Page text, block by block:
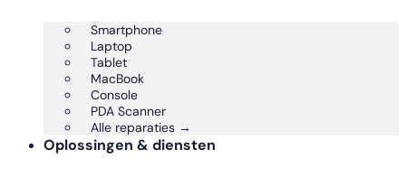
Smartphone
Laptop
Tablet
MacBook
Console
PDA Scanner
Alle reparaties →
Oplossingen & diensten